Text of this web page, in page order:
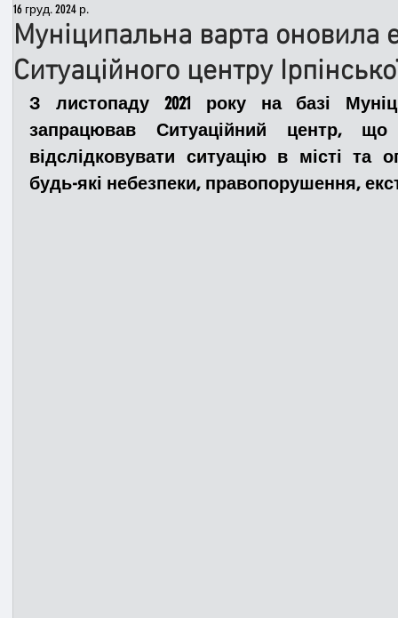
День народження
Спільні заходи Надзвичайні заходи
Медицина Новини ДТП
Муніципальна варта оновила
Ситуаційного центру
16 груд. 2024 р.
З листопаду 2021 року на базі
запрацював Ситуаційний центр, що
відслідковувати ситуацію в місті та
будь-які небезпеки, правопорушення,